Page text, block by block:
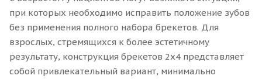
при которых необходимо исправить положение зубов
без применения полного набора брекетов. Для
взрослых, стремящихся к более эстетичному
результату, конструкция брекетов 2x4 представляет
собой привлекательный вариант, минимально